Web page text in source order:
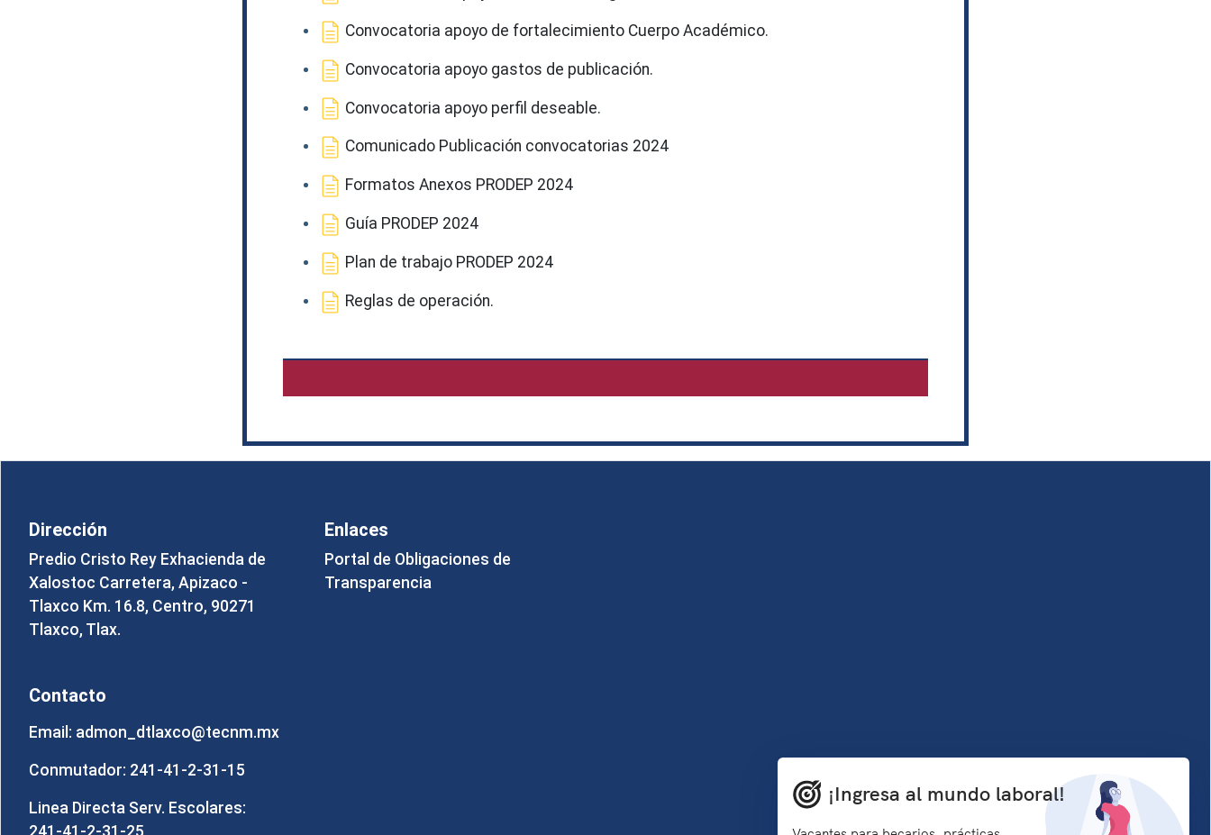
¡Ingresa al mundo laboral!
Convocatoria apoyo de fortalecimiento Cuerpo Académico.
Convocatoria apoyo gastos de publicación.
Convocatoria apoyo perfil deseable.
Comunicado Publicación convocatorias 2024
Formatos Anexos PRODEP 2024
Guía PRODEP 2024
Plan de trabajo PRODEP 2024
Reglas de operación.
Dirección
Predio Cristo Rey Exhacienda de
Xalostoc Carretera, Apizaco -
Tlaxco Km. 16.8, Centro, 90271
Tlaxco, Tlax.
Contacto
Email: admon_dtlaxco@tecnm.mx
Conmutador: 241-41-2-31-15
Linea Directa Serv. Escolares:
241-41-2-31-25
Enlaces
Portal de Obligaciones de
Transparencia